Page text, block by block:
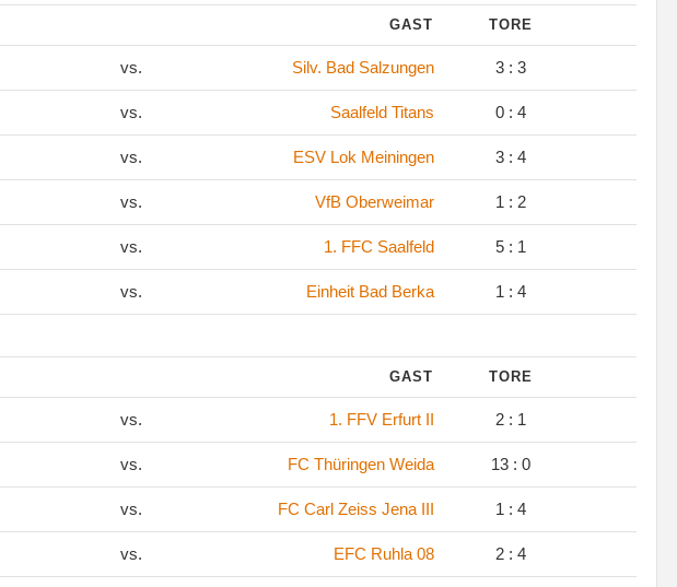
GAST TORE
vs. Silv. Bad Salzungen 3 : 3
vs. Saalfeld Titans 0 : 4
vs. ESV Lok Meiningen 3 : 4
vs. VfB Oberweimar 1 : 2
vs. 1. FFC Saalfeld 5 : 1
vs. Einheit Bad Berka 1 : 4
GAST TORE
vs. 1. FFV Erfurt II 2 : 1
vs. FC Thüringen Weida 13 : 0
vs. FC Carl Zeiss Jena III 1 : 4
vs. EFC Ruhla 08 2 : 4